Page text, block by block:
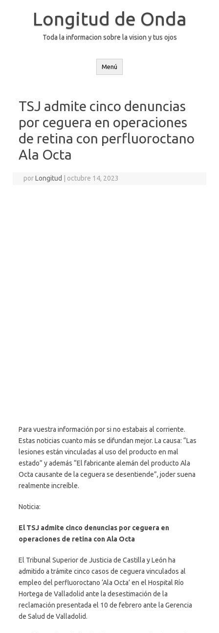
Longitud de Onda
Toda la informacion sobre la vision y tus ojos
Menú
TSJ admite cinco denuncias
por ceguera en operaciones
de retina con perfluoroctano
Ala Octa
porLongitud octubre 14, 2023
Para vuestra información por si no estabais al corriente.
Estas noticias cuanto más se difundan mejor. La causa: “Las
lesiones están vinculadas al uso del producto en mal
estado” y además “El fabricante alemán del producto Ala
Octa causante de la ceguera se desentiende”, joder suena
realmente increíble.
Noticia:
El TSJ admite cinco denuncias por ceguera en
operaciones de retina con Ala Octa
El Tribunal Superior de Justicia de Castilla y León ha
admitido a trámite cinco casos de ceguera vinculados al
empleo del perfluoroctano ‘Ala Octa’ en el Hospital Río
Hortega de Valladolid ante la desestimación de la
reclamación presentada el 10 de febrero ante la Gerencia
de Salud de Valladolid.